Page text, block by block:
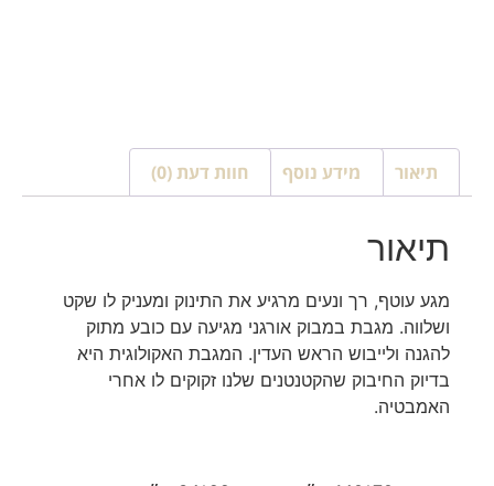
תיאור מידע נוסף חוות דעת (0)
תיאור
מגע עוטף, רך ונעים מרגיע את התינוק ומעניק לו שקט
ושלווה. מגבת במבוק אורגני מגיעה עם כובע מתוק
להגנה ולייבוש הראש העדין. המגבת האקולוגית היא
בדיוק החיבוק שהקטנטנים שלנו זקוקים לו אחרי
האמבטיה.